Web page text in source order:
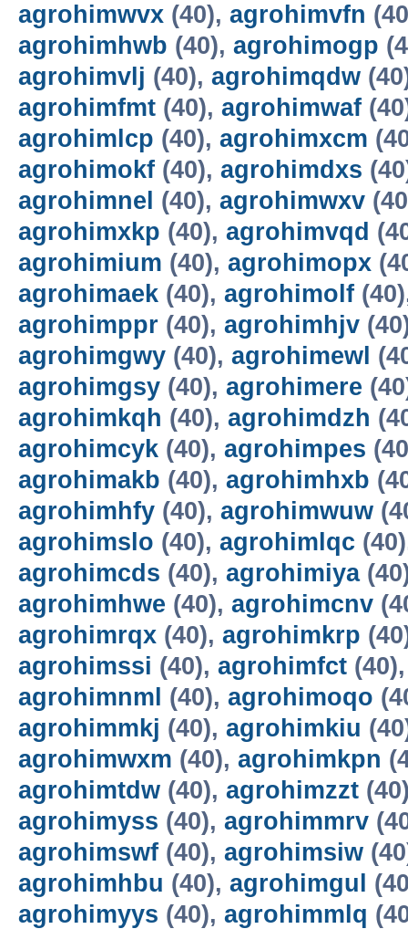
agrohimwvx (40), agrohimvfn
agrohimhwb (40), agrohimogp
agrohimvlj (40), agrohimqdw
agrohimfmt (40), agrohimwaf
agrohimlcp (40), agrohimxcm
agrohimokf (40), agrohimdxs
agrohimnel (40), agrohimwxv
agrohimxkp (40), agrohimvqd
agrohimium (40), agrohimopx
agrohimaek (40), agrohimolf
agrohimppr (40), agrohimhjv
agrohimgwy (40), agrohimewl
agrohimgsy (40), agrohimere
agrohimkqh (40), agrohimdzh
agrohimcyk (40), agrohimpes
agrohimakb (40), agrohimhxb
agrohimhfy (40), agrohimwuw
agrohimslo (40), agrohimlqc
agrohimcds (40), agrohimiya
agrohimhwe (40), agrohimcnv
agrohimrqx (40), agrohimkrp
agrohimssi (40), agrohimfct
agrohimnml (40), agrohimoqo
agrohimmkj (40), agrohimkiu
agrohimwxm (40), agrohimkpn
agrohimtdw (40), agrohimzzt
agrohimyss (40), agrohimmrv
agrohimswf (40), agrohimsiw
agrohimhbu (40), agrohimgul
agrohimyys (40), agrohimmlq